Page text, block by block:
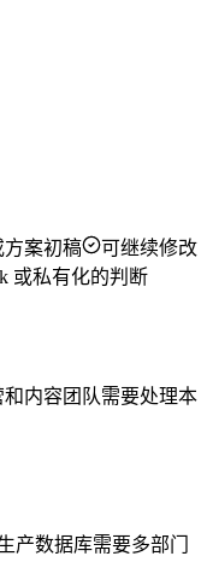
方案初稿
可继续修改
或私有化的判断
和内容团队需要处理本
产数据库需要多部门